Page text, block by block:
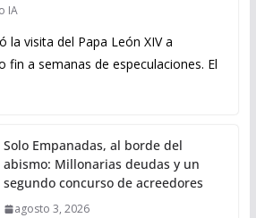
IA
la visita del Papa León XIV a
fin a semanas de especulaciones. El
Solo Empanadas, al borde del
abismo: Millonarias deudas y un
segundo concurso de acreedores
agosto 3, 2026